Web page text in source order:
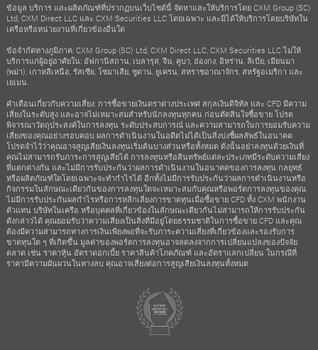
ข้อมูล บริการ และผลิตภัณฑ์ที่ปรากฏบนเว็บไซต์นี้ จัดหาและให้บริการโดย CXM Group (SC)
Ltd, CXM Direct LLC และ CXM Securities LLC โดยเฉพาะ และมิได้ให้บริการโดยบริษัทใน
เครือหรือหน่วยงานที่เกี่ยวข้องอื่นใด
ข้อจำกัดทางภูมิภาค: CXM Group (SC) Ltd, CXM Direct LLC, CXM Securities LLC ไม่ให้
บริการแก่ผู้อยู่อาศัยใน: อัฟกานิสถาน, เบลารุส, จีน, คูบา, ฮ่องกง, อิหร่าน, ลิเบีย, เมียนมา
(พม่า), เกาหลีเหนือ, รัสเซีย, โซมาเลีย, ซูดาน, ยูเครน, สหราชอาณาจักร, สหรัฐอเมริกา และ
เยเมน.
คำเตือนเกี่ยวกับความเสี่ยง: การซื้อขายเงินตราต่างประเทศ สกุลเงินดิจิทัล และ CFD มีความ
เสี่ยงในระดับสูง และอาจไม่เหมาะสมสำหรับนักลงทุนทุกคน ก่อนตัดสินใจซื้อขาย โปรด
พิจารณาวัตถุประสงค์ในการลงทุน ระดับประสบการณ์ และความสามารถในการยอมรับความ
เสี่ยงของคุณอย่างรอบคอบ ผลการดำเนินงานในอดีตไม่ได้เป็นสิ่งบ่งชี้ผลลัพธ์ในอนาคต
โปรดจำไว้ว่าคุณอาจสูญเสียเงินลงทุนเริ่มต้นบางส่วนหรือทั้งหมด ดังนั้นอย่าลงทุนด้วยเงินที่
คุณไม่สามารถรับภาระการสูญเสียได้ การลงทุนหรือสินทรัพย์แต่ละประเภทมีระดับความเสี่ยง
ที่แตกต่างกัน และไม่มีการรับประกันว่าผลการดำเนินงานในอนาคตของการลงทุน กลยุทธ์
หรือผลิตภัณฑ์ใดโดยเฉพาะจะทำกำไรได้ อีกทั้งไม่มีการรับประกันว่าผลการดำเนินงานหรือ
กิจกรรมในลักษณะเดียวกันของการลงทุนใดจะเหมาะสมกับคุณหรือพอร์ตการลงทุนของคุณ
ไม่มีการรับประกันผลกำไรหรือการหลีกเลี่ยงการขาดทุนเมื่อซื้อขาย CFD ทั้ง CXM พนักงาน
ตัวแทน บริษัทในเครือ หรือบุคคลที่เกี่ยวข้องในลักษณะเดียวกันไม่สามารถให้การรับประกัน
ดังกล่าวได้ คุณยอมรับว่าความเสี่ยงเป็นสิ่งที่มีอยู่โดยธรรมชาติในการซื้อขาย CFD และคุณ
ต้องมีความสามารถทางการเงินเพียงพอที่จะรับภาระความเสี่ยงที่เกี่ยวข้องและรองรับการ
ขาดทุนใด ๆ ที่เกิดขึ้น มูลค่าของพอร์ตการลงทุนอาจลดลงจากการเปลี่ยนแปลงของปัจจัย
ตลาด เช่น ราคาหุ้น อัตราดอกเบี้ย ราคาสินค้าโภคภัณฑ์ และอัตราแลกเปลี่ยน ในกรณีที่
ราคามีความผันผวนในทางลบ คุณอาจเสี่ยงต่อการสูญเสียเงินลงทุนทั้งหมด